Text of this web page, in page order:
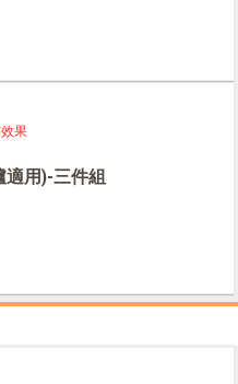
果
適用)-三件組